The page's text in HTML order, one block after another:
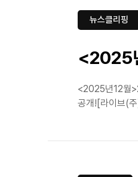
뉴스클리핑
<2025
<2025년12월
공개![라이브(